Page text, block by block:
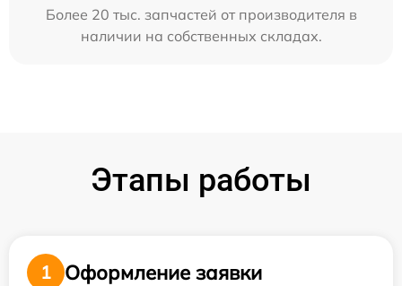
Более 20 тыс. запчастей от производителя в
наличии на собственных складах.
Этапы работы
1
Оформление заявки